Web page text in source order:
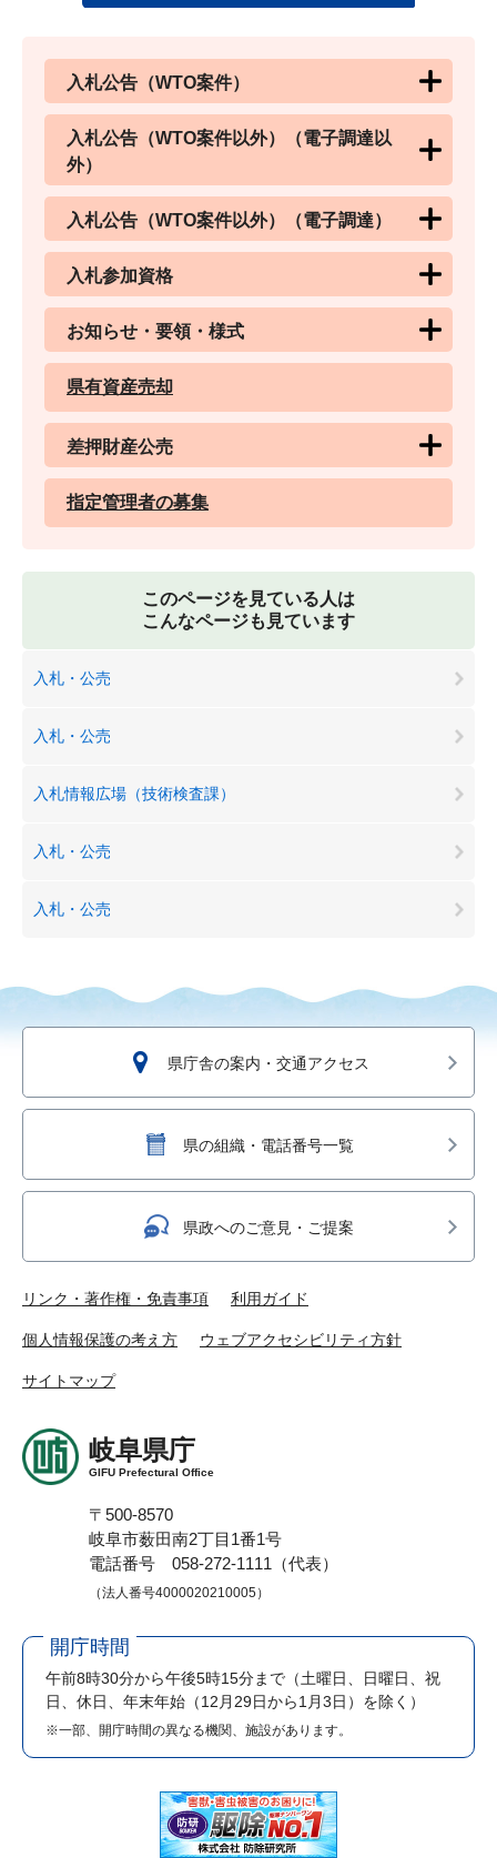
入札公告（WTO案件）
入札公告（WTO案件以外）（電子調達以
外）
入札公告（WTO案件以外）（電子調達）
入札参加資格
お知らせ・要領・様式
県有資産売却
差押財産公売
指定管理者の募集
このページを見ている人は
こんなページも見ています
入札・公売
入札・公売
入札情報広場（技術検査課）
入札・公売
入札・公売
県庁舎の案内・交通アクセス
県の組織・電話番号一覧
県政へのご意見・ご提案
リンク・著作権・免責事項 利用ガイド
個人情報保護の考え方 ウェブアクセシビリティ方針
サイトマップ
岐阜県庁
GIFU Prefectural Office
〒500-8570
岐阜市薮田南2丁目1番1号
電話番号 058-272-1111（代表）
（法人番号4000020210005）
開庁時間
午前8時30分から午後5時15分まで （土曜日、日曜日、祝
日、休日、年末年始（12月29日から1月3日）を除く）
※一部、開庁時間の異なる機関、施設があります。